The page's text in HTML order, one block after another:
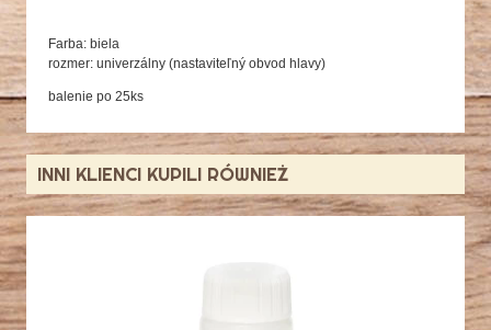
Farba: biela
rozmer: univerzálny (nastaviteľný obvod hlavy)
balenie po 25ks
INNI KLIENCI KUPILI RÓWNIEŻ